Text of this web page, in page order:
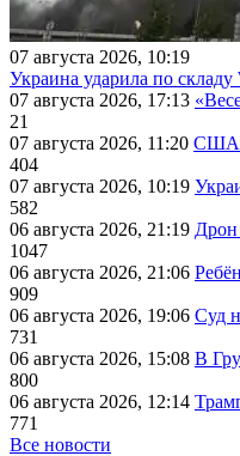
07 августа 2026, 10:19
Украина ударила по
07 августа 2026, 17:13
21
07 августа 2026, 11:20 США
404
07 августа 2026, 10:19
582
06 августа 2026, 21:19 Дрон
1047
06 августа 2026, 21:06
909
06 августа 2026, 19:06 Суд
731
06 августа 2026, 15:08 В
800
06 августа 2026, 12:14
771
Все новости